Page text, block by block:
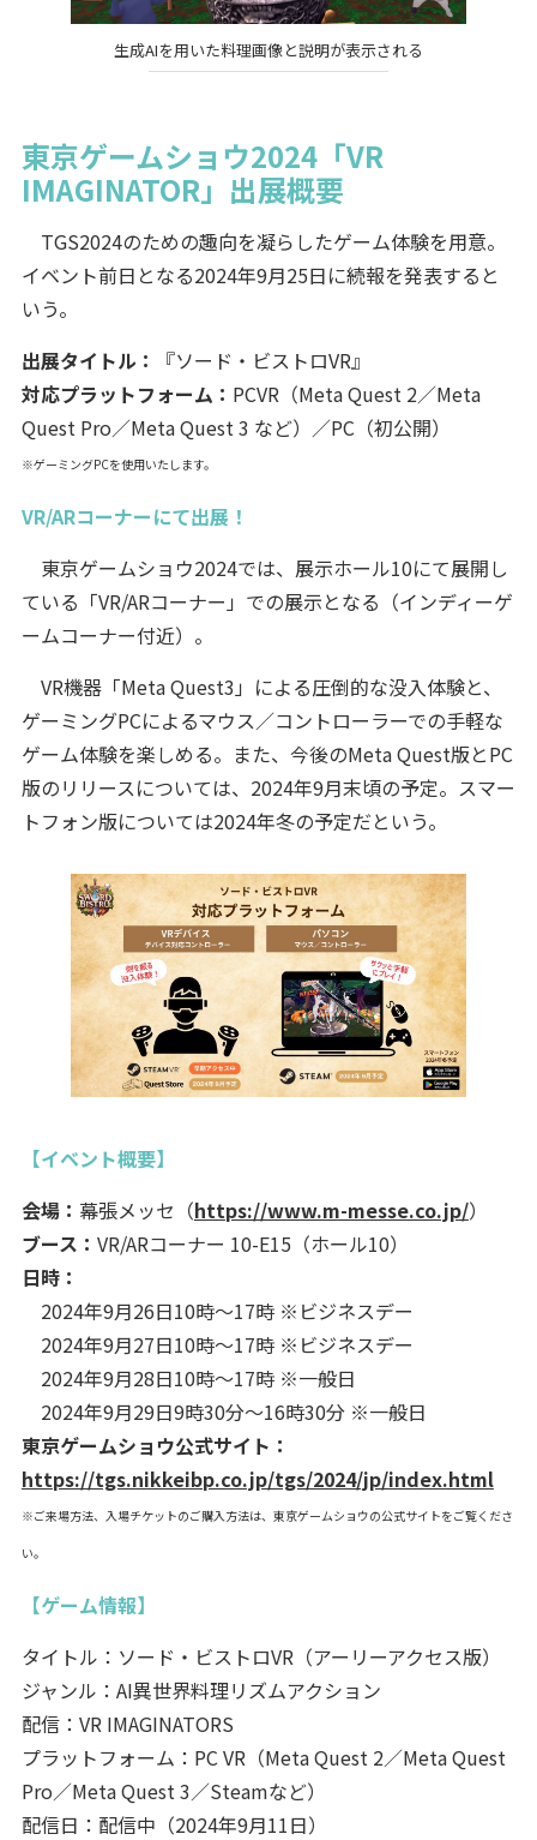
生成AIを用いた料理画像と説明が表示される
東京ゲームショウ2024「VR
IMAGINATOR」出展概要
TGS2024のための趣向を凝らしたゲーム体験を用意。
イベント前日となる2024年9月25日に続報を発表すると
いう。
出展タイトル：
『ソード・ビストロVR』
対応プラットフォーム： PCVR（Meta Quest 2／Meta
Quest Pro／Meta Quest 3 など）／PC（初公開）
※ゲーミングPCを使用いたします。
VR/ARコーナーにて出展！
東京ゲームショウ2024では、展示ホール10にて展開し
ている「VR/ARコーナー」での展示となる（インディーゲ
ームコーナー付近）。
VR機器「Meta Quest3」による圧倒的な没入体験と、
ゲーミングPCによるマウス／コントローラーでの手軽な
ゲーム体験を楽しめる。また、今後のMeta Quest版とPC
版のリリースについては、2024年9月末頃の予定。スマー
トフォン版については2024年冬の予定だという。
【イベント概要】
会場： 幕張メッセ（https://www.m-messe.co.jp/）
ブース： VR/ARコーナー 10-E15（ホール10）
日時：
2024年9月26日10時～17時 ※ビジネスデー
2024年9月27日10時～17時 ※ビジネスデー
2024年9月28日10時～17時 ※一般日
2024年9月29日9時30分～16時30分 ※一般日
東京ゲームショウ公式サイト：
https://tgs.nikkeibp.co.jp/tgs/2024/jp/index.html
※ご来場方法、入場チケットのご購入方法は、東京ゲームショウの公式サイトをご覧くださ
い。
【ゲーム情報】
タイトル：ソード・ビストロVR（アーリーアクセス版）
ジャンル：AI異世界料理リズムアクション
配信：VR IMAGINATORS
プラットフォーム：PC VR（Meta Quest 2／Meta Quest
Pro／Meta Quest 3／Steamなど）
配信日：配信中（2024年9月11日）